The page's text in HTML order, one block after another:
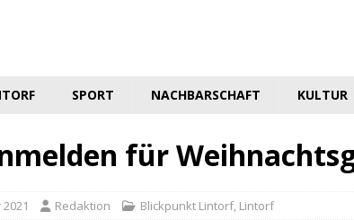
SPORT NACHBARSCHAFT KULTUR
für
Redaktion Blickpunkt Lintorf, Lintorf